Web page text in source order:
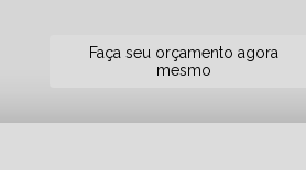
Faça seu orçamento agora
mesmo